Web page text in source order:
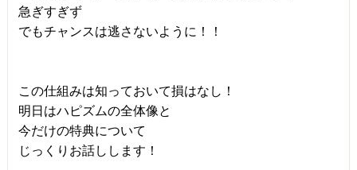
急ぎすぎず
でもチャンスは逃さないように！！
この仕組みは知っておいて損はなし！
明日はハピズムの全体像と
今だけの特典について
じっくりお話しします！